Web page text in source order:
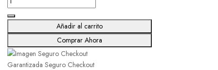
Añadir al carrito
Comprar Ahora
Garantizada Seguro Checkout